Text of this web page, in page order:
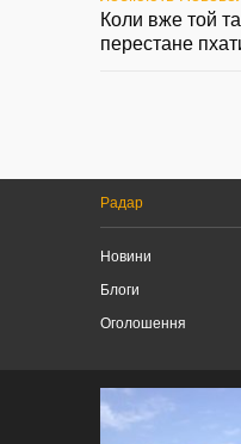
Коли вже той
перестане
Радар
Новини
Блоги
Оголошення